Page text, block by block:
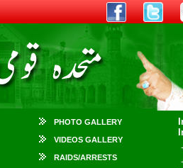
PHOTO GALLERY
VIDEOS GALLERY
RAIDS/ARRESTS